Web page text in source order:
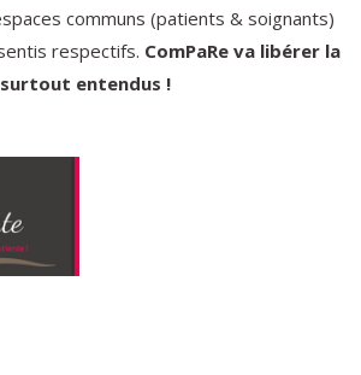
communs (patients & soignants)
respectifs. ComPaRe va libérer la
entendus !